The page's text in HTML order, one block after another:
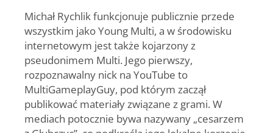
Michał Rychlikfunkcjonuje publicznie przede
wszystkim jakoYoung Multi, a w środowisku
internetowym jest także kojarzony z
pseudonimem Multi. Jego pierwszy,
rozpoznawalny nick na YouTube to
MultiGameplayGuy, pod którym zaczął
publikować materiały związane z grami. W
mediach potocznie bywa nazywany „cesarzem